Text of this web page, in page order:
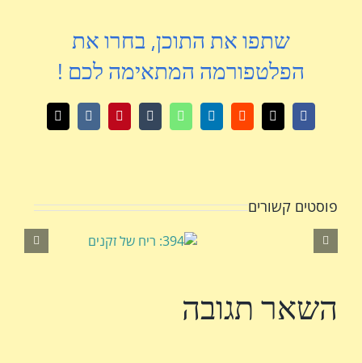
שתפו את התוכן, בחרו את
הפלטפורמה המתאימה לכם !
Facebook
X
Reddit
LinkedIn
WhatsApp
Tumblr
Pinterest
Vk
כתובת
דואר
פוסטים קשורים
השאר תגובה